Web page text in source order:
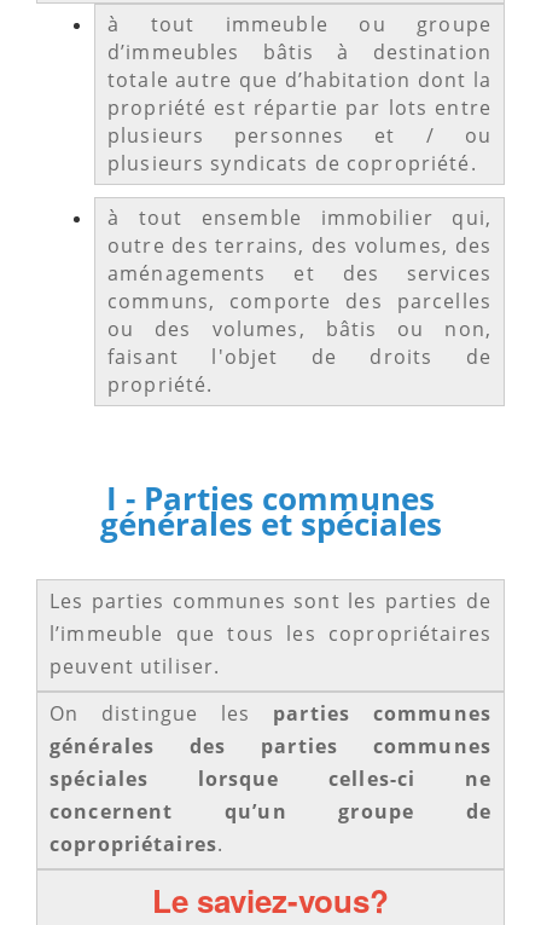
à tout immeuble ou groupe
d’immeubles bâtis à destination
totale autre que d’habitation dont la
propriété est répartie par lots entre
plusieurs personnes et / ou
plusieurs syndicats de copropriété.
à tout ensemble immobilier qui,
outre des terrains, des volumes, des
aménagements et des services
communs, comporte des parcelles
ou des volumes, bâtis ou non,
faisant l'objet de droits de
propriété.
I - Parties communes
générales et spéciales
Les parties communes sont les parties de
l’immeuble que tous les copropriétaires
peuvent utiliser.
On distingue les parties communes
générales des parties communes
spéciales lorsque celles-ci ne
concernent qu’un groupe de
copropriétaires.
Le saviez-vous?